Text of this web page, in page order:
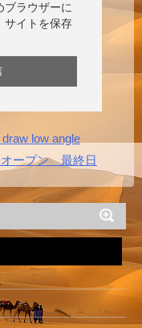
ブラウザーに
サイトを保存
low angle
オープン 最終日